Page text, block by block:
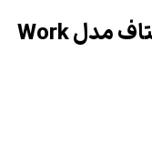
خمیر کلی زبر 100 گرمی ورک استاف مدل Work